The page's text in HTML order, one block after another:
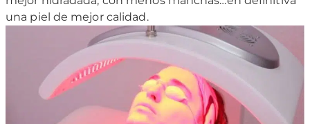
una piel de mejor calidad.